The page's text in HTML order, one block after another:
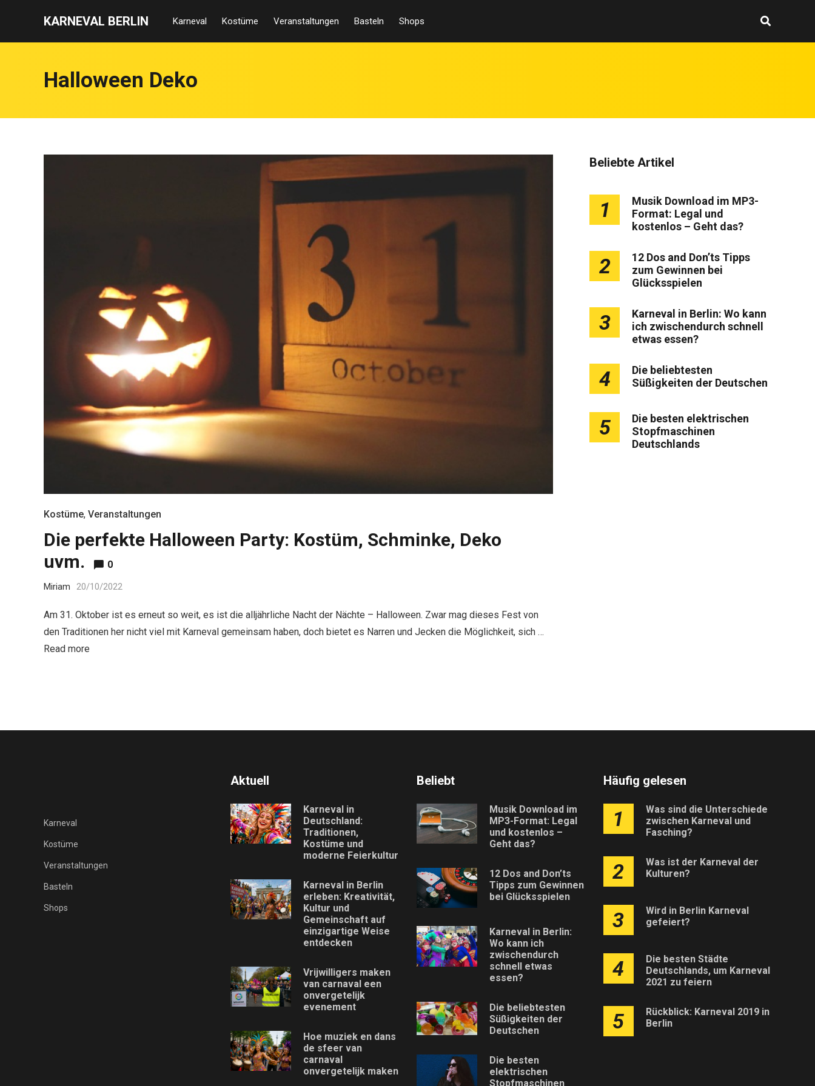
KARNEVAL BERLIN Karneval Kostüme Veranstaltungen Basteln Shops
Halloween Deko
Kostüme, Veranstaltungen
Die perfekte Halloween Party: Kostüm, Schminke, Deko
uvm.
0
Miriam 20/10/2022
Am 31. Oktober ist es erneut so weit, es ist die alljährliche Nacht der Nächte – Halloween. Zwar mag dieses Fest von
den Traditionen her nicht viel mit Karneval gemeinsam haben, doch bietet es Narren und Jecken die Möglichkeit, sich …
Read more
Beliebte Artikel
1
Musik Download im MP3-
Format: Legal und
kostenlos – Geht das?
2
12 Dos and Don’ts Tipps
zum Gewinnen bei
Glücksspielen
3
Karneval in Berlin: Wo kann
ich zwischendurch schnell
etwas essen?
4
Die beliebtesten
Süßigkeiten der Deutschen
5
Die besten elektrischen
Stopfmaschinen
Deutschlands
Karneval
Kostüme
Veranstaltungen
Basteln
Shops
Aktuell
Karneval in
Deutschland:
Traditionen,
Kostüme und
moderne Feierkultur
Karneval in Berlin
erleben: Kreativität,
Kultur und
Gemeinschaft auf
einzigartige Weise
entdecken
Vrijwilligers maken
van carnaval een
onvergetelijk
evenement
Hoe muziek en dans
de sfeer van
carnaval
onvergetelijk maken
Beliebt
Musik Download im
MP3-Format: Legal
und kostenlos –
Geht das?
12 Dos and Don’ts
Tipps zum Gewinnen
bei Glücksspielen
Karneval in Berlin:
Wo kann ich
zwischendurch
schnell etwas
essen?
Die beliebtesten
Süßigkeiten der
Deutschen
Die besten
elektrischen
Stopfmaschinen
Häufig gelesen
1
Was sind die Unterschiede
zwischen Karneval und
Fasching?
2
Was ist der Karneval der
Kulturen?
3
Wird in Berlin Karneval
gefeiert?
4
Die besten Städte
Deutschlands, um Karneval
2021 zu feiern
5
Rückblick: Karneval 2019 in
Berlin